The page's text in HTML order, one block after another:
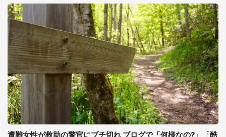
遭難女性が救助の警官にブチ切れ ブログで「何様なの?」「酷